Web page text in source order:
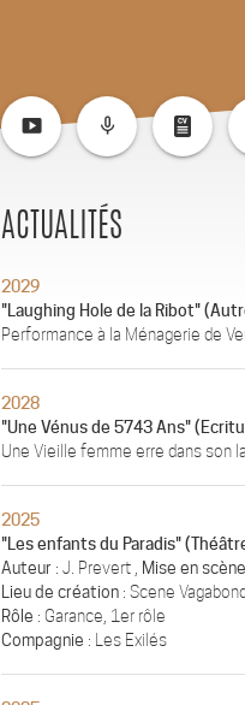
smart_display mic_none
ACTUALITÉS
2029
"Laughing Hole de la Ribot"
Performance à la Ménagerie de
2028
"Une Vénus de 5743 Ans"
Une Vieille femme erre dans son
2025
"Les enfants du Paradis"
Auteur : J. Prevert , Mise en scène
Lieu de création : Scene
Rôle : Garance, 1er rôle
Compagnie : Les Exilés